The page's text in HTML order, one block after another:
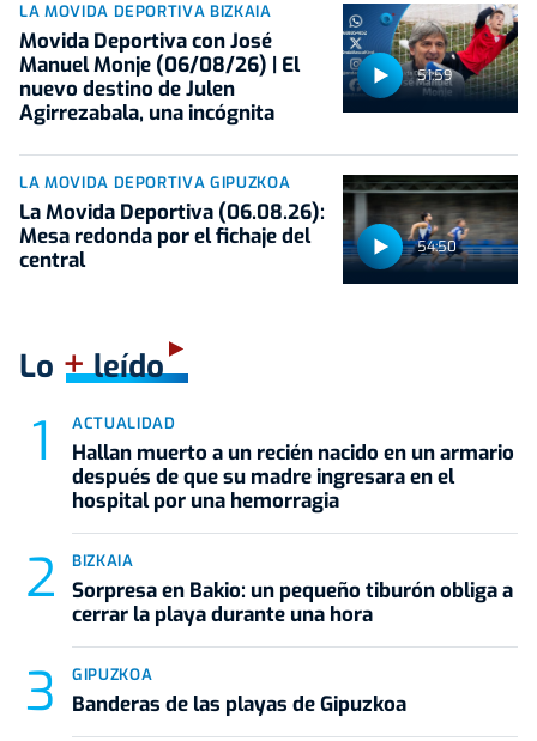
51:59
LA MOVIDA DEPORTIVA BIZKAIA
Movida Deportiva con José
Manuel Monje (06/08/26) | El
nuevo destino de Julen
Agirrezabala, una incógnita
54:50
LA MOVIDA DEPORTIVA GIPUZKOA
La Movida Deportiva (06.08.26):
Mesa redonda por el fichaje del
central
Lo +leído
ACTUALIDAD
Hallan muerto a un recién nacido en un armario
después de que su madre ingresara en el
hospital por una hemorragia
BIZKAIA
Sorpresa en Bakio: un pequeño tiburón obliga a
cerrar la playa durante una hora
GIPUZKOA
Banderas de las playas de Gipuzkoa